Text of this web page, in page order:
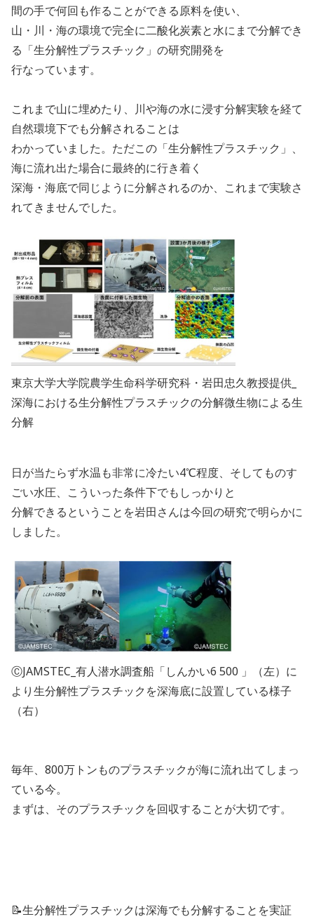
間の手で何回も作ることができる原料を使い、
山・川・海の環境で完全に二酸化炭素と水にまで分解でき
る「生分解性プラスチック」の研究開発を
行なっています。
これまで山に埋めたり、川や海の水に浸す分解実験を経て
自然環境下でも分解されることは
わかっていました。ただこの「生分解性プラスチック」、
海に流れ出た場合に最終的に行き着く
深海・海底で同じように分解されるのか、これまで実験さ
れてきませんでした。
東京大学大学院農学生命科学研究科・岩田忠久教授提供_
深海における生分解性プラスチックの分解微生物による生
分解
日が当たらず水温も非常に冷たい4℃程度、そしてものす
ごい水圧、こういった条件下でもしっかりと
分解できるということを岩田さんは今回の研究で明らかに
しました。
ⒸJAMSTEC_有人潜水調査船「しんかい6 500 」（左）に
より生分解性プラスチックを深海底に設置している様子
（右）
毎年、800万トンものプラスチックが海に流れ出てしまっ
ている今。
まずは、そのプラスチックを回収することが大切です。
📝生分解性プラスチックは深海でも分解することを実証